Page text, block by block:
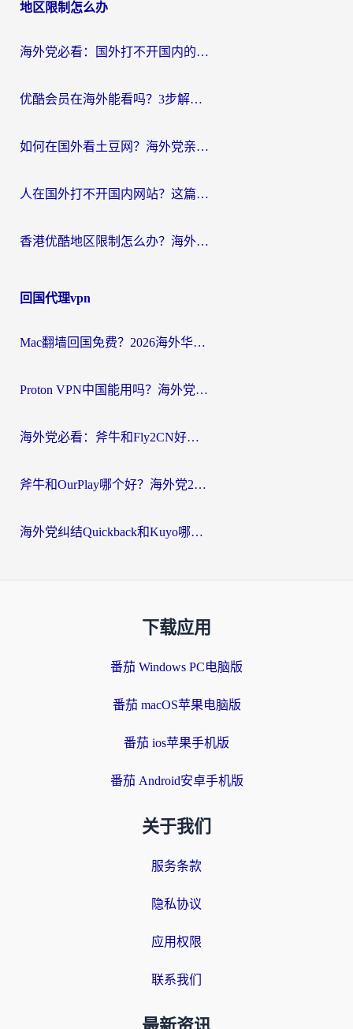
地区限制怎么办
海外党必看：国外打不开国内的app怎么办？3步解决你的乡愁
优酷会员在海外能看吗？3步解决海外追剧难题，附实测好用加速器推荐
如何在国外看土豆网？海外党亲测有效的追剧加速器选择指南
人在国外打不开国内网站？这篇攻略帮你无缝解锁国内资源（附交管12123使用技巧）
香港优酷地区限制怎么办？海外党亲测有效的追剧解决方案
回国代理vpn
Mac翻墙回国免费？2026海外华人亲测：从CCTV5直播到国内APP，这样选加速器才靠谱
Proton VPN中国能用吗？海外党选回国加速器的避坑指南（附番茄加速器实测）
海外党必看：斧牛和Fly2CN好用吗？3招教你选对回国加速器（附免费试用攻略）
斧牛和OurPlay哪个好？海外党2026亲测：选对加速器，国内资源秒加载
海外党纠结Quickback和Kuyo哪个好？选对回国加速器才能无缝刷国内资源
下载应用
番茄 Windows PC电脑版
番茄 macOS苹果电脑版
番茄 ios苹果手机版
番茄 Android安卓手机版
关于我们
服务条款
隐私协议
应用权限
联系我们